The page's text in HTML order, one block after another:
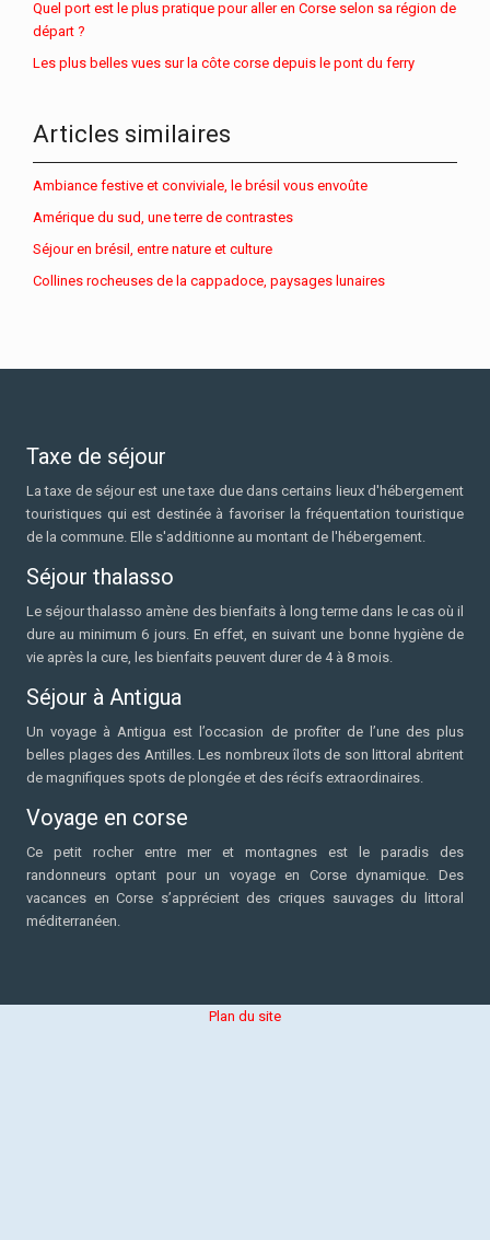
Quel port est le plus pratique pour aller en Corse selon sa région de
départ ?
Les plus belles vues sur la côte corse depuis le pont du ferry
Articles similaires
Ambiance festive et conviviale, le brésil vous envoûte
Amérique du sud, une terre de contrastes
Séjour en brésil, entre nature et culture
Collines rocheuses de la cappadoce, paysages lunaires
Taxe de séjour
La taxe de séjour est une taxe due dans certains lieux d'hébergement
touristiques qui est destinée à favoriser la fréquentation touristique
de la commune. Elle s'additionne au montant de l'hébergement.
Séjour thalasso
Le séjour thalasso amène des bienfaits à long terme dans le cas où il
dure au minimum 6 jours. En effet, en suivant une bonne hygiène de
vie après la cure, les bienfaits peuvent durer de 4 à 8 mois.
Séjour à Antigua
Un voyage à Antigua est l’occasion de profiter de l’une des plus
belles plages des Antilles. Les nombreux îlots de son littoral abritent
de magnifiques spots de plongée et des récifs extraordinaires.
Voyage en corse
Ce petit rocher entre mer et montagnes est le paradis des
randonneurs optant pour un voyage en Corse dynamique. Des
vacances en Corse s’apprécient des criques sauvages du littoral
méditerranéen.
Plan du site